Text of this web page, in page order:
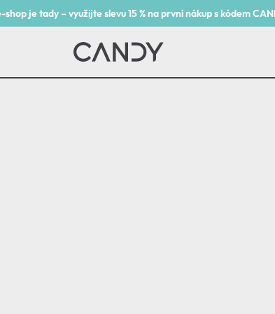
shop je tady – využijte slevu 15 % na první nákup s kódem